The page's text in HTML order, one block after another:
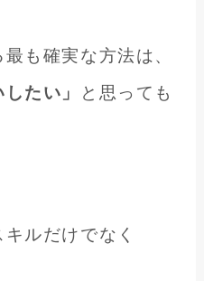
も確実な方法は、
たい」
と思っても
ルだけでなく